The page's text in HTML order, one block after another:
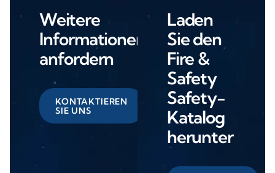
Weitere
Informationen
anfordern
KONTAKTIEREN
SIE UNS
Laden
Sie den
Fire &
Safety
Safety-
Katalog
herunter